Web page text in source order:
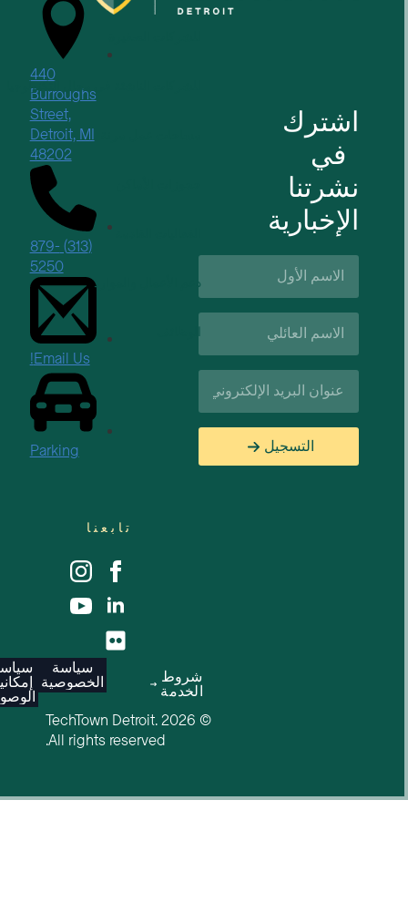
اشترك
في
نشرتنا
الإخبارية
الاسم
الأول*
اسم
العائلة*
البريد
الإلكتروني*
التسجيل
للشركات الناشئة في مجال التكنولوجيا
دعم الأعمال والموارد
الوظائف
440
Burroughs
Street,
Detroit, MI
48202
(313) 879-
5250
Email Us!
Parking
تابعنا
شروط
الخدمة
سياسة
الخصوصية
سياسة
إمكانية
الوصول
© 2026 TechTown Detroit.
All rights reserved.